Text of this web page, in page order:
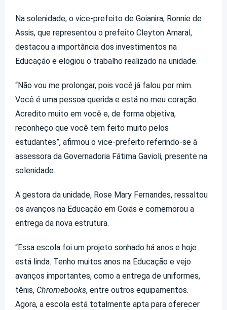
Na solenidade, o vice-prefeito de Goianira, Ronnie de
Assis, que representou o prefeito Cleyton Amaral,
destacou a importância dos investimentos na
Educação e elogiou o trabalho realizado na unidade.
“Não vou me prolongar, pois você já falou por mim.
Você é uma pessoa querida e está no meu coração.
Acredito muito em você e, de forma objetiva,
reconheço que você tem feito muito pelos
estudantes”, afirmou o vice-prefeito referindo-se à
assessora da Governadoria Fátima Gavioli, presente na
solenidade.
A gestora da unidade, Rose Mary Fernandes, ressaltou
os avanços na Educação em Goiás e comemorou a
entrega da nova estrutura.
“Essa escola foi um projeto sonhado há anos e hoje
está linda. Tenho muitos anos na Educação e vejo
avanços importantes, como a entrega de uniformes,
tênis, Chromebooks, entre outros equipamentos.
Agora, a escola está totalmente apta para oferecer